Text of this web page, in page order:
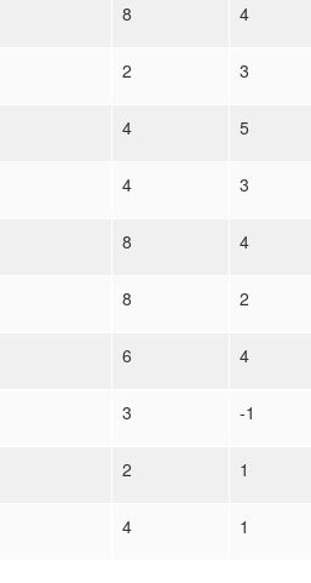
8 4
2 3
4 5
4 3
8 4
8 2
6 4
3 -1
2 1
4 1